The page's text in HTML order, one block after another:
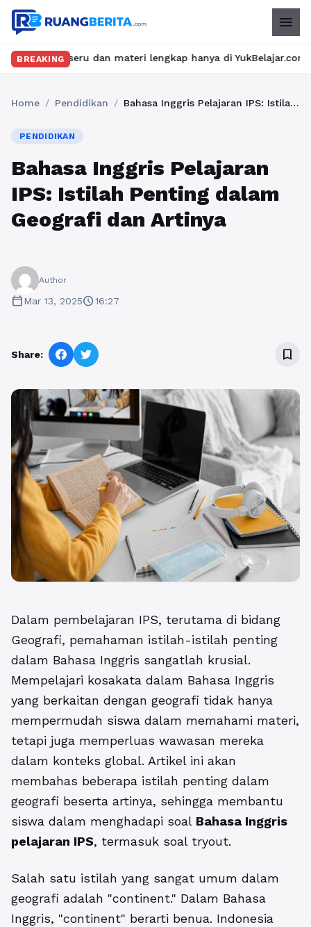
menu
BREAKING
dan materi lengkap hanya di YukBelajar.com. Mulai
Home / Pendidikan / Bahasa Inggris Pelajaran IPS: Istilah Penting dalam Geografi dan Artinya
PENDIDIKAN
Bahasa Inggris Pelajaran
IPS: Istilah Penting dalam
Geografi dan Artinya
Author
calendar_todayMar 13, 2025schedule16:27
Share: bookmark_border
Dalam pembelajaran IPS, terutama di bidang
Geografi, pemahaman istilah-istilah penting
dalam Bahasa Inggris sangatlah krusial.
Mempelajari kosakata dalam Bahasa Inggris
yang berkaitan dengan geografi tidak hanya
mempermudah siswa dalam memahami materi,
tetapi juga memperluas wawasan mereka
dalam konteks global. Artikel ini akan
membahas beberapa istilah penting dalam
geografi beserta artinya, sehingga membantu
siswa dalam menghadapi soal Bahasa Inggris
pelajaran IPS, termasuk soal tryout.
Salah satu istilah yang sangat umum dalam
geografi adalah "continent." Dalam Bahasa
Inggris, "continent" berarti benua. Indonesia